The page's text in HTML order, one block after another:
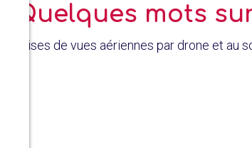
Quelques mots
Prises de vues aériennes par drone et au